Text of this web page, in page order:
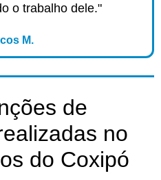
o trabalho dele."
M.
de
no
do Coxipó​